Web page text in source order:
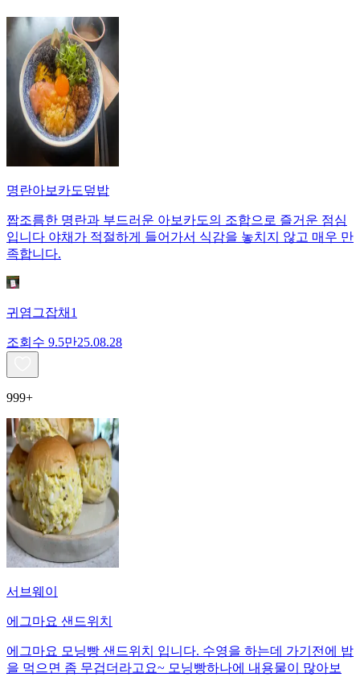
명란아보카도덮밥
짭조름한 명란과 부드러운 아보카도의 조합으로 즐거운 점심
입니다 야채가 적절하게 들어가서 식감을 놓치지 않고 매우 만
족합니다.
귀염그잡채1
조회수 9.5만25.08.28
999+
서브웨이
에그마요 샌드위치
에그마요 모닝빵 샌드위치 입니다. 수영을 하는데 가기전에 밥
을 먹으면 좀 무겁더라고요~ 모닝빵하나에 내용물이 많아보